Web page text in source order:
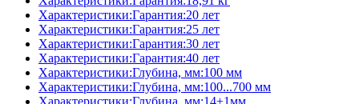
Характеристики:Гарантия:20 лет
Характеристики:Гарантия:25 лет
Характеристики:Гарантия:30 лет
Характеристики:Гарантия:40 лет
Характеристики:Глубина, мм:100 мм
Характеристики:Глубина, мм:100...700 мм
Характеристики:Глубина, мм:14±1мм